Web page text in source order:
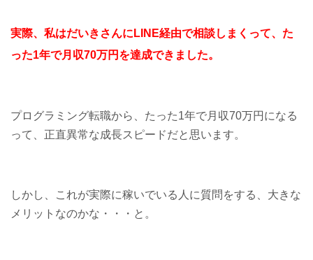
実際、私はだいきさんにLINE経由で相談しまくって、た
った1年で月収70万円を達成できました。
プログラミング転職から、たった1年で月収70万円になる
って、正直異常な成長スピードだと思います。
しかし、これが実際に稼いでいる人に質問をする、大きな
メリットなのかな・・・と。